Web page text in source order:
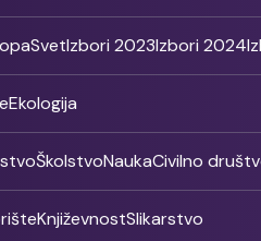
SvetIzbori 2023Izbori 2024
Ekologija
ŠkolstvoNaukaCivilno
KnjiževnostSlikarstvo